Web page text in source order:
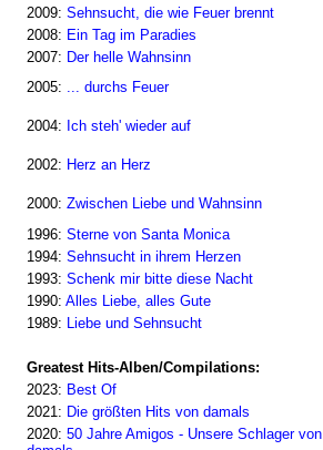
2009: Sehnsucht, die wie Feuer brennt
2008: Ein Tag im Paradies
2007: Der helle Wahnsinn
2005: ... durchs Feuer
2004: Ich steh' wieder auf
2002: Herz an Herz
2000: Zwischen Liebe und Wahnsinn
1996: Sterne von Santa Monica
1994: Sehnsucht in ihrem Herzen
1993: Schenk mir bitte diese Nacht
1990: Alles Liebe, alles Gute
1989: Liebe und Sehnsucht
Greatest Hits-Alben/Compilations:
2023: Best Of
2021: Die größten Hits von damals
2020: 50 Jahre Amigos - Unsere Schlager von